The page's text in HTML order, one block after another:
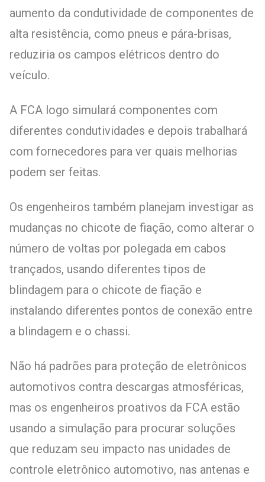
aumento da condutividade de componentes de
alta resistência, como pneus e pára-brisas,
reduziria os campos elétricos dentro do
veículo.
A FCA logo simulará componentes com
diferentes condutividades e depois trabalhará
com fornecedores para ver quais melhorias
podem ser feitas.
Os engenheiros também planejam investigar as
mudanças no chicote de fiação, como alterar o
número de voltas por polegada em cabos
trançados, usando diferentes tipos de
blindagem para o chicote de fiação e
instalando diferentes pontos de conexão entre
a blindagem e o chassi.
Não há padrões para proteção de eletrônicos
automotivos contra descargas atmosféricas,
mas os engenheiros proativos da FCA estão
usando a simulação para procurar soluções
que reduzam seu impacto nas unidades de
controle eletrônico automotivo, nas antenas e